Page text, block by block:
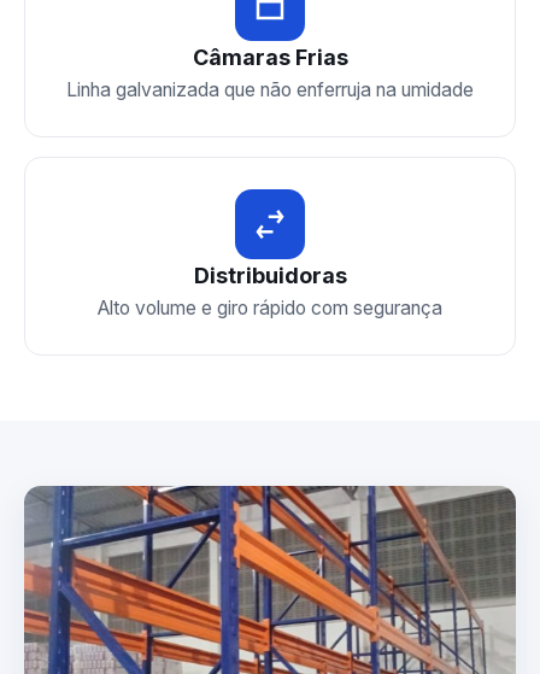
Câmaras Frias
Linha galvanizada que não enferruja na umidade
Distribuidoras
Alto volume e giro rápido com segurança